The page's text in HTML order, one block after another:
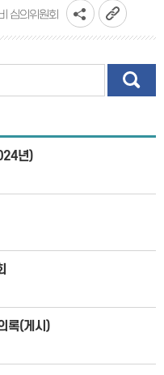
심의위원회
년)
록(게시)